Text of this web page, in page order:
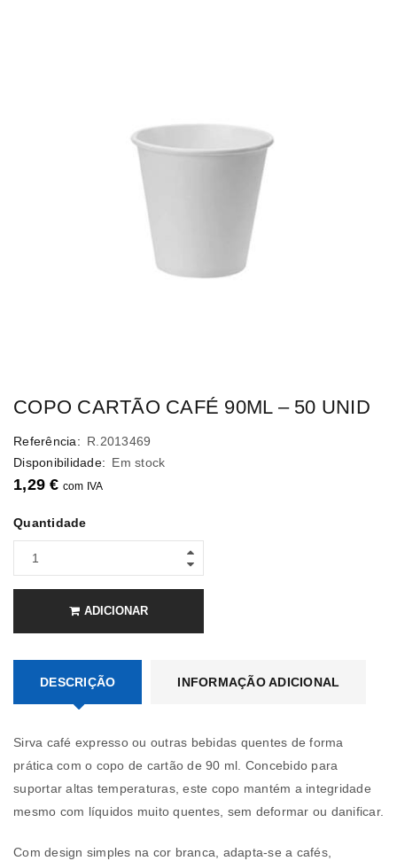
COPO CARTÃO CAFÉ 90ML – 50 UNID
Referência: R.2013469
Disponibilidade: Em stock
1,29€ com IVA
Quantidade
ADICIONAR
DESCRIÇÃO INFORMAÇÃO ADICIONAL
Sirva café expresso ou outras bebidas quentes de forma
prática com o copo de cartão de 90 ml. Concebido para
suportar altas temperaturas, este copo mantém a integridade
mesmo com líquidos muito quentes, sem deformar ou danificar.
Com design simples na cor branca, adapta-se a cafés,